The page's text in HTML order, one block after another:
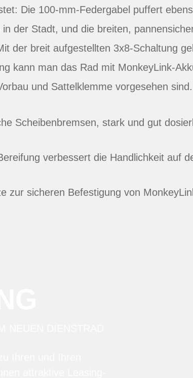
Die 100-mm-Federgabel puffert
in der Stadt, und die breiten,
der breit aufgestellten 3x8-Schaltung
kann man das Rad mit MonkeyLink-
und Sattelklemme vorgesehen sind.
Scheibenbremsen, stark und gut
verbessert die Handlichkeit auf
zur sicheren Befestigung von